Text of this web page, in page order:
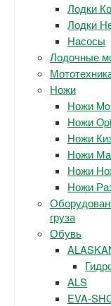
Лодки
Лодки
Насосы
Лодочные
Ножи
Ножи
Ножи
Ножи
Ножи
Ножи
Ножи
груза
Обувь
ALS
EVA-